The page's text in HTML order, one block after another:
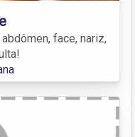
face, nariz,